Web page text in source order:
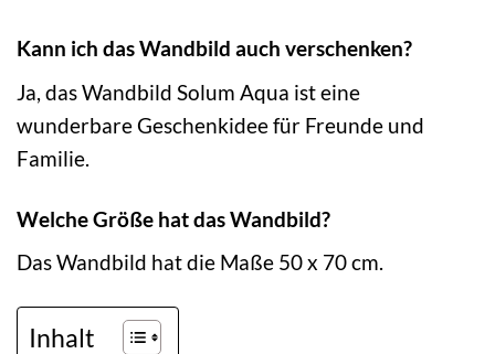
Kann ich das Wandbild auch verschenken?
Ja, das Wandbild Solum Aqua ist eine
wunderbare Geschenkidee für Freunde und
Familie.
Welche Größe hat das Wandbild?
Das Wandbild hat die Maße 50 x 70 cm.
Inhalt